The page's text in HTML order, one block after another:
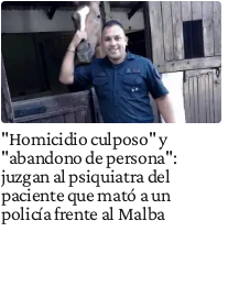
"Homicidio culposo" y
"abandono de persona":
juzgan al psiquiatra del
paciente que mató a un
policía frente al Malba